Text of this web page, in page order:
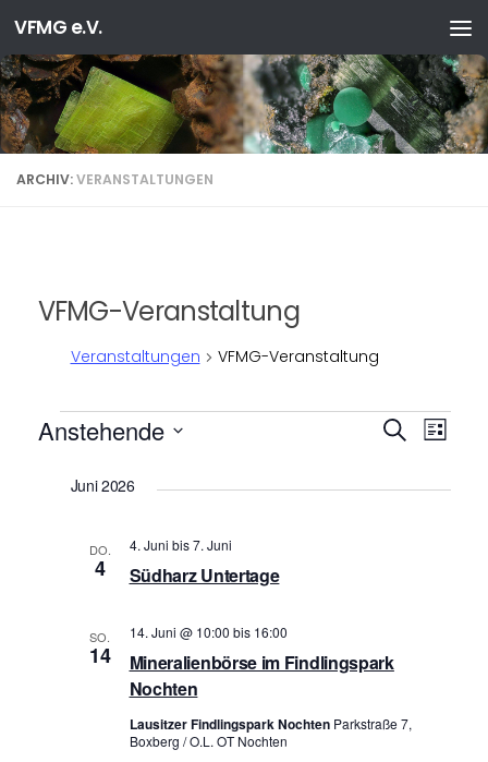
Zum Inhalt springen
VFMG e.V.
ARCHIV:VERANSTALTUNGEN
VFMG-Veranstaltung
Veranstaltungen VFMG-Veranstaltung
Veranstaltungen
V
r
l
u
SucheV
Liste
Anstehende
wählen.Juni 2026
DO.
4 Südharz Untertage
4. Juni bis7. Juni
SO.
14
Mineralienbörse im Findlingspark
Nochten
14. Juni @ 10:00 bis 16:00
Lausitzer Findlingspark Nochten Parkstraße 7,
Boxberg / O.L. OT Nochten